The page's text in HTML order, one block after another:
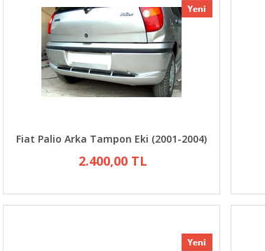
Fiat Palio Arka Tampon Eki (2001-2004)
2.400,00 TL